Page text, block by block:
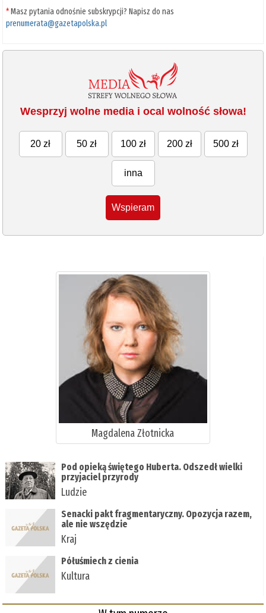
*Masz pytania odnośnie subskrypcji? Napisz do nas
prenumerata@gazetapolska.pl
Wesprzyj wolne media i ocal wolność słowa!
20 zł 50 zł 100 zł 200 zł 500 zł
inna
Wspieram
Magdalena Złotnicka
Pod opieką świętego Huberta. Odszedł wielki
przyjaciel przyrody
Ludzie
Senacki pakt fragmentaryczny. Opozycja razem,
ale nie wszędzie
Kraj
Półuśmiech z cienia
Kultura